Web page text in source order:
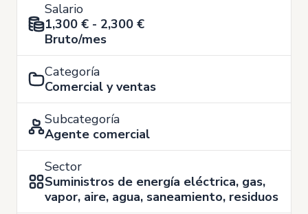
Salario
1,300 € - 2,300 €
Bruto/mes
Categoría
Comercial y ventas
Subcategoría
Agente comercial
Sector
Suministros de energía eléctrica, gas,
vapor, aire, agua, saneamiento, residuos